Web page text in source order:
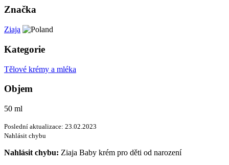
Značka
Ziaja
Kategorie
Tělové krémy a mléka
Objem
50 ml
Poslední aktualizace: 23.02.2023
Nahlásit chybu
Nahlásit chybu: Ziaja Baby krém pro děti od narození